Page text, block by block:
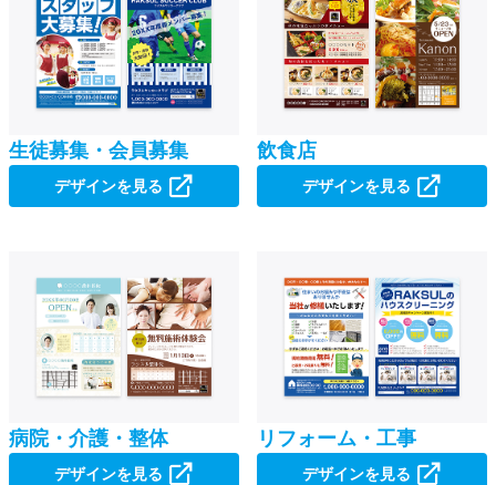
生徒募集・会員募集
デザインを見る
飲食店
デザインを見る
病院・介護・整体
デザインを見る
リフォーム・工事
デザインを見る